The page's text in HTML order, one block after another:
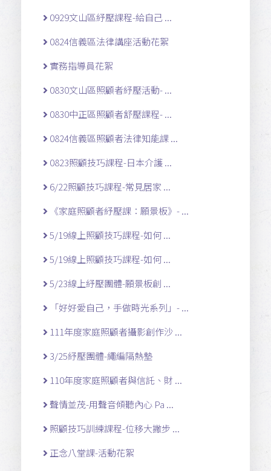
0929文山區紓壓課程-給自己 ...
0824信義區法律講座活動花絮
實務指導員花絮
0830文山區照顧者紓壓活動- ...
0830中正區照顧者舒壓課程- ...
0824信義區照顧者法律知能課 ...
0823照顧技巧課程-日本介護 ...
6/22照顧技巧課程-常見居家 ...
《家庭照顧者紓壓課：願景板》- ...
5/19線上照顧技巧課程-如何 ...
5/19線上照顧技巧課程-如何 ...
5/23線上紓壓團體-願景板創 ...
「好好愛自己，手做時光系列」- ...
111年度家庭照顧者攝影創作沙 ...
3/25紓壓團體-繩編隔熱墊
110年度家庭照顧者與信託、財 ...
聲情並茂-用聲音傾聽內心 Pa ...
照顧技巧訓練課程-位移大撇步 ...
正念八堂課-活動花絮